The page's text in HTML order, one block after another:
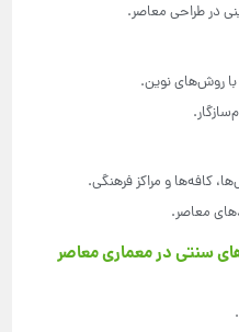
در طراحی معاصر.
روش‌های نوین.
کافه‌ها و مراکز فرهنگی.
معاصر.
سنتی در معماری معاصر
.